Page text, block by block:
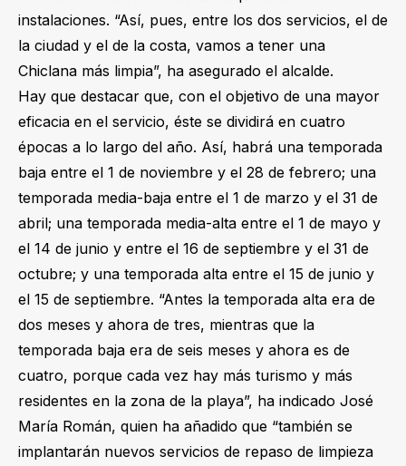
instalaciones. “Así, pues, entre los dos servicios, el de
la ciudad y el de la costa, vamos a tener una
Chiclana más limpia”, ha asegurado el alcalde.
Hay que destacar que, con el objetivo de una mayor
eficacia en el servicio, éste se dividirá en cuatro
épocas a lo largo del año. Así, habrá una temporada
baja entre el 1 de noviembre y el 28 de febrero; una
temporada media-baja entre el 1 de marzo y el 31 de
abril; una temporada media-alta entre el 1 de mayo y
el 14 de junio y entre el 16 de septiembre y el 31 de
octubre; y una temporada alta entre el 15 de junio y
el 15 de septiembre. “Antes la temporada alta era de
dos meses y ahora de tres, mientras que la
temporada baja era de seis meses y ahora es de
cuatro, porque cada vez hay más turismo y más
residentes en la zona de la playa”, ha indicado José
María Román, quien ha añadido que “también se
implantarán nuevos servicios de repaso de limpieza